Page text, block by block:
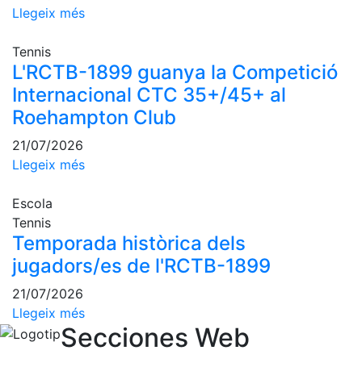
culturals
i
Inspirational
Talks
Calendari
d'Activitats
Socials
Jocs de taula
Club
Wellness
Center
Servei de
fisiosalut
Entrenaments
Llegeix més
Tennis
L'RCTB-1899 guanya la Competició
Internacional CTC 35+/45+ al
Roehampton Club
21/07/2026
Llegeix més
Escola
Tennis
Temporada històrica dels
jugadors/es de l'RCTB-1899
21/07/2026
Llegeix més
Secciones Web